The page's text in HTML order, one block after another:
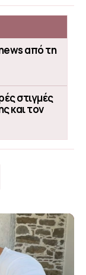
από τη
στιγμές
και τον